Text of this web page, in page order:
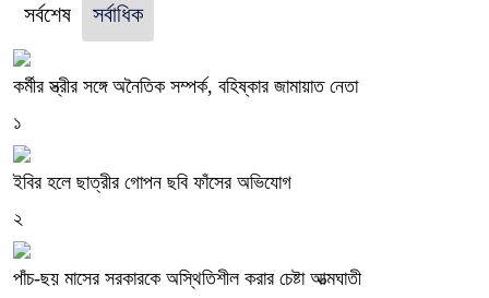
সর্বশেষ সর্বাধিক
কর্মীর স্ত্রীর সঙ্গে অনৈতিক সম্পর্ক, বহিষ্কার জামায়াত নেতা
১
ইবির হলে ছাত্রীর গোপন ছবি ফাঁসের অভিযোগ
২
পাঁচ-ছয় মাসের সরকারকে অস্থিতিশীল করার চেষ্টা আত্মঘাতী